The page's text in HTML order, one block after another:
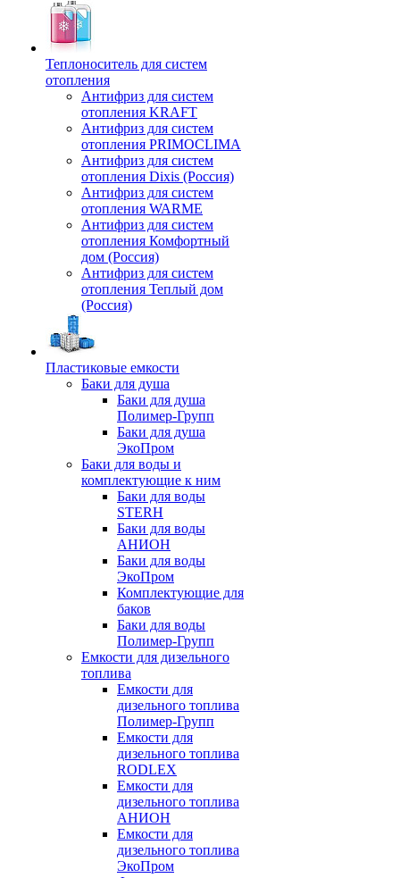
Теплоноситель для систем
отопления
Антифриз для систем
отопления KRAFT
Антифриз для систем
отопления PRIMOCLIMA
Антифриз для систем
отопления Dixis (Россия)
Антифриз для систем
отопления WARME
Антифриз для систем
отопления Комфортный
дом (Россия)
Антифриз для систем
отопления Теплый дом
(Россия)
Пластиковые емкости
Баки для душа
Баки для душа
Полимер-Групп
Баки для душа
ЭкоПром
Баки для воды и
комплектующие к ним
Баки для воды
STERH
Баки для воды
АНИОН
Баки для воды
ЭкоПром
Комплектующие для
баков
Баки для воды
Полимер-Групп
Емкости для дизельного
топлива
Емкости для
дизельного топлива
Полимер-Групп
Емкости для
дизельного топлива
RODLEX
Емкости для
дизельного топлива
АНИОН
Емкости для
дизельного топлива
ЭкоПром